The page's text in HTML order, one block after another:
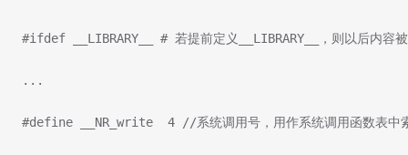
#ifdef __LIBRARY__ # 若提前定义__LIBRARY__，则以后内容
...
#define __NR_write	4 //系统调用号，用作系统调用函数表中